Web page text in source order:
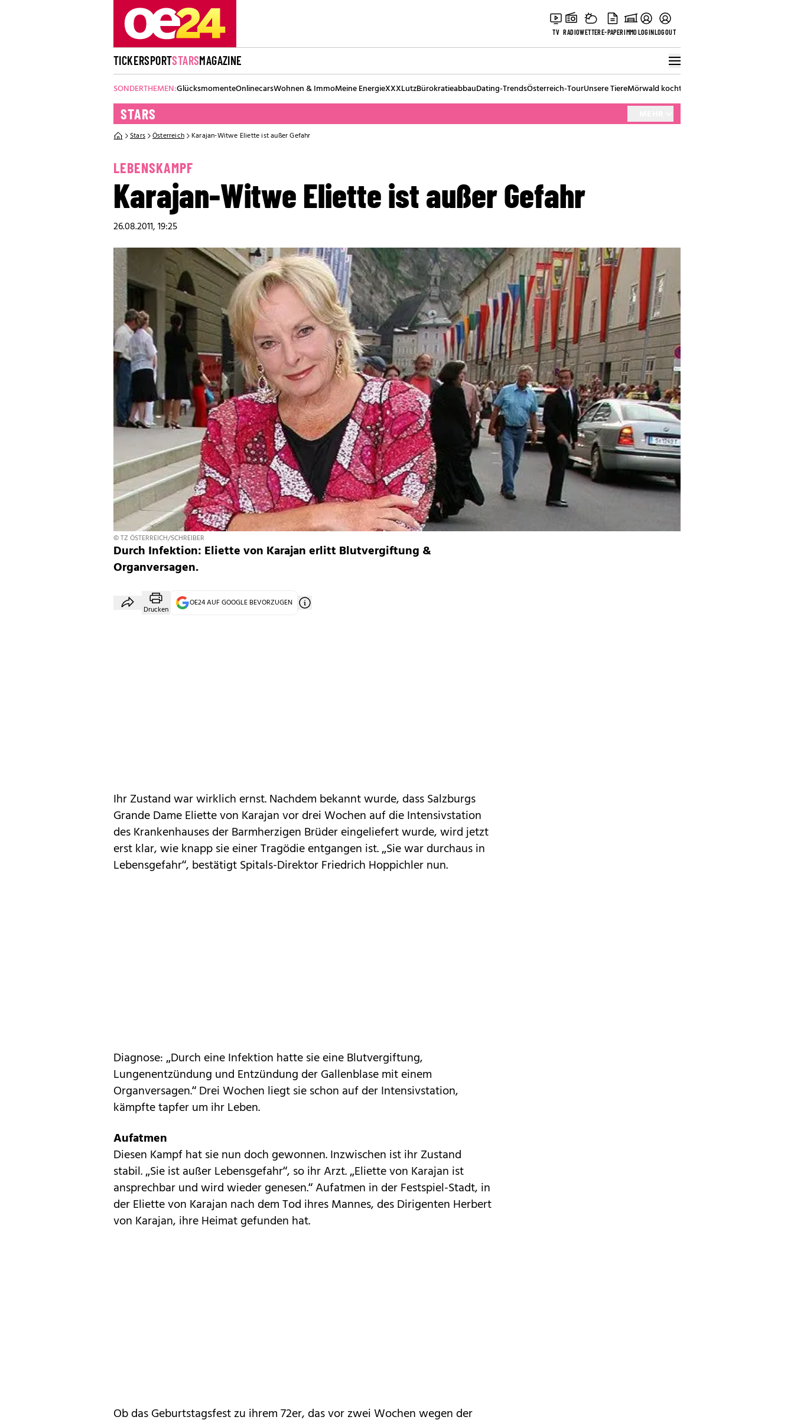
TV RADIOWETTERE-PAPERIMMOLOGINLOGOUT
TICKERSPORTSTARSMAGAZINE
SONDERTHEMEN:GlücksmomenteOnlinecarsWohnen & ImmoMeine EnergieXXXLutzBürokratieabbauDating-TrendsÖsterreich-TourUnsere TiereMörwald kocht
STARS
Stars Österreich Karajan-Witwe Eliette ist außer Gefahr
LEBENSKAMPF
Karajan-Witwe Eliette ist außer Gefahr
26.08.2011, 19:25
© TZ ÖSTERREICH/SCHREIBER
Durch Infektion: Eliette von Karajan erlitt Blutvergiftung &
Organversagen.
Drucken
OE24 AUF GOOGLE BEVORZUGEN
Ihr Zustand war wirklich ernst. Nachdem bekannt wurde, dass Salzburgs
Grande Dame Eliette von Karajan vor drei Wochen auf die Intensivstation
des Krankenhauses der Barmherzigen Brüder eingeliefert wurde, wird jetzt
erst klar, wie knapp sie einer Tragödie entgangen ist. „Sie war durchaus in
Lebensgefahr“, bestätigt Spitals-Direktor Friedrich Hoppichler nun.
Diagnose: „Durch eine Infektion hatte sie eine Blutvergiftung,
Lungenentzündung und Entzündung der Gallenblase mit einem
Organversagen.“ Drei Wochen liegt sie schon auf der Intensivstation,
kämpfte tapfer um ihr Leben.
Aufatmen
Diesen Kampf hat sie nun doch gewonnen. Inzwischen ist ihr Zustand
stabil. „Sie ist außer Lebensgefahr“, so ihr Arzt. „Eliette von Karajan ist
ansprechbar und wird wieder genesen.“ Aufatmen in der Festspiel-Stadt, in
der Eliette von Karajan nach dem Tod ihres Mannes, des Dirigenten Herbert
von Karajan, ihre Heimat gefunden hat.
Ob das Geburtstagsfest zu ihrem 72er, das vor zwei Wochen wegen der